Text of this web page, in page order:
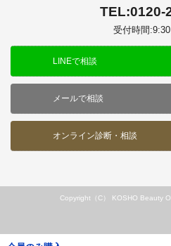
TEL:0120-
受付時間
LINEで相談
メールで相談
オンライン診断・相談
Copyright（C） KOSHO Beauty